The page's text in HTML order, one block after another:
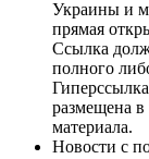
Украины и
прямая
Ссылка
полного
размещена в
материала.
Новости с